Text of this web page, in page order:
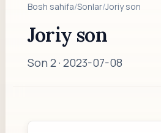
Bosh sahifa/Sonlar/Joriy son
Joriy son
Son 2 · 2023-07-08